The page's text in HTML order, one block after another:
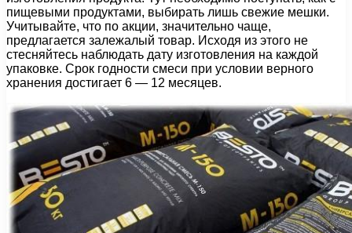
пищевыми продуктами, выбирать лишь свежие мешки.
Учитывайте, что по акции, значительно чаще,
предлагается залежалый товар. Исходя из этого не
стесняйтесь наблюдать дату изготовления на каждой
упаковке. Срок годности смеси при условии верного
хранения достигает 6 — 12 месяцев.